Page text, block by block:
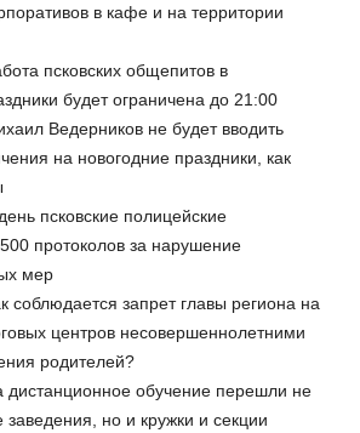
в кафе и на территории
псковских общепитов в
будет ограничена до 21:00
Ведерников не будет вводить
на новогодние праздники, как
псковские полицейские
протоколов за нарушение
мер
соблюдается запрет главы региона на
центров несовершеннолетними
родителей?
дистанционное обучение перешли не
заведения, но и кружки и секции